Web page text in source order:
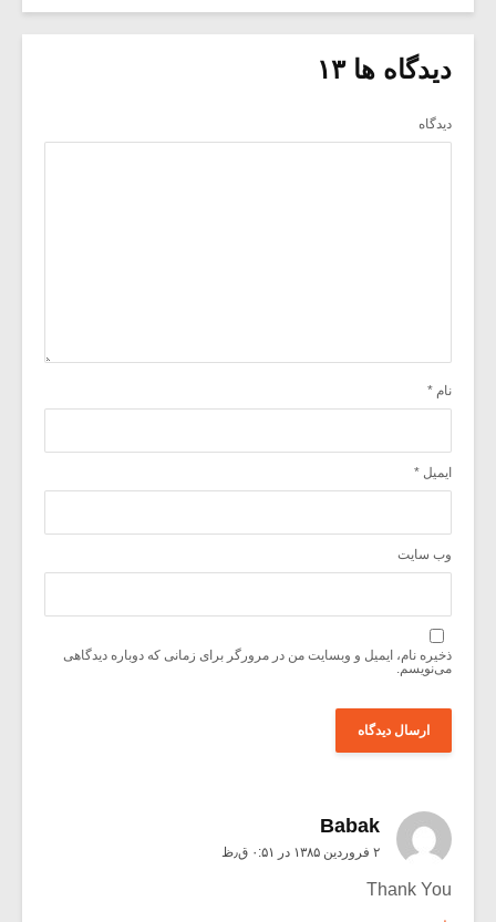
دیدگاه ها ۱۳
دیدگاه
نام *
ایمیل *
وب‌ سایت
ذخیره نام، ایمیل و وبسایت من در مرورگر برای زمانی که دوباره دیدگاهی
می‌نویسم.
Babak
۲ فروردین ۱۳۸۵ در ۰:۵۱ ق٫ظ
Thank You